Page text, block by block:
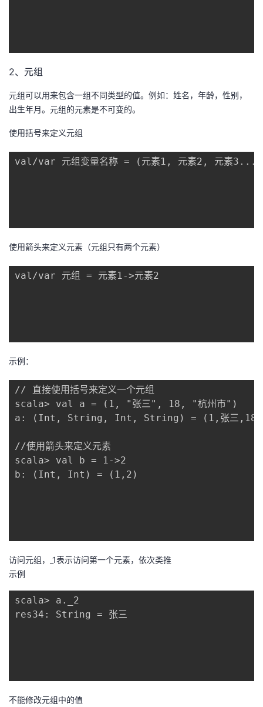
2、元组
元组可以用来包含一组不同类型的值。例如：姓名，年龄，性别，
出生年月。元组的元素是不可变的。
使用括号来定义元组
val/var 元组变量名称 = (元素1, 元素2, 元素
使用箭头来定义元素（元组只有两个元素）
val/var 元组 = 元素1->元素2
示例：
// 直接使用括号来定义一个元组
scala> val a = (1, "张三", 18, "杭州市")
a: (Int, String, Int, String) = (1,张三,18,
//使用箭头来定义元素
scala> val b = 1->2
b: (Int, Int) = (1,2)
访问元组，_1表示访问第一个元素，依次类推
示例
scala> a._2
res34: String = 张三
不能修改元组中的值